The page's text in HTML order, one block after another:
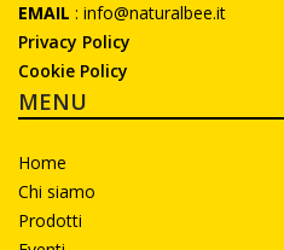
EMAIL : info@naturalbee.it
Privacy Policy
Cookie Policy
MENU
Home
Chi siamo
Prodotti